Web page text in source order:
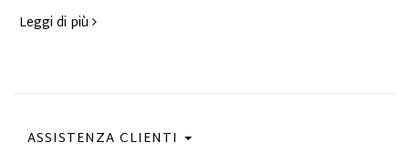
Leggi di più
ASSISTENZA CLIENTI